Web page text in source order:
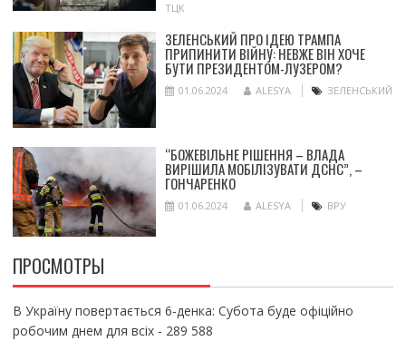
ТЦК
ЗЕЛЕНСЬКИЙ ПРО ІДЕЮ ТРАМПА
ПРИПИНИТИ ВІЙНУ: НЕВЖЕ ВІН ХОЧЕ
БУТИ ПРЕЗИДЕНТОМ-ЛУЗЕРОМ?
01.06.2024 ALESYA ЗЕЛЕНСЬКИЙ
“БОЖЕВІЛЬНЕ РІШЕННЯ – ВЛАДА
ВИРІШИЛА МОБІЛІЗУВАТИ ДСНС”, –
ГОНЧАРЕНКО
01.06.2024 ALESYA ВРУ
ПРОСМОТРЫ
В Україну повертається 6-денка: Субота буде офіційно
робочим днем для всіх- 289 588